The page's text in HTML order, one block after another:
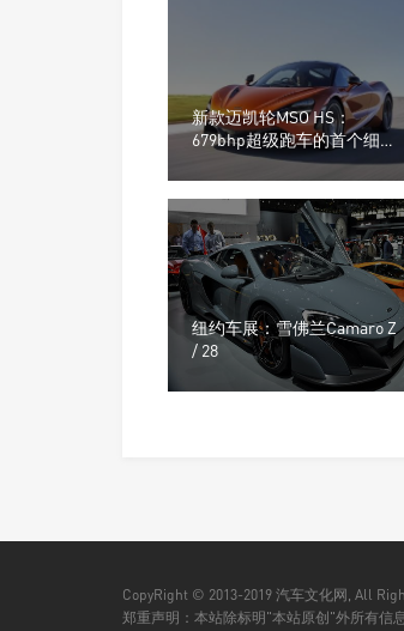
新款迈凯轮MSO HS：
679bhp超级跑车的首个细节
纽约车展：雪佛兰Camaro Z
/ 28
CopyRight © 2013-2019 汽车文化网, All
郑重声明：本站除标明"本站原创"外所有信